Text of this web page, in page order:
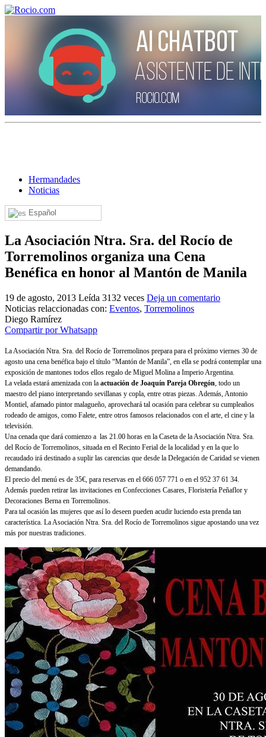
Hermandades
Noticias
Español
La Asociación Ntra. Sra. del Rocío de
Torremolinos organiza una Cena
Benéfica en honor al Mantón de Manila
19 de agosto, 2013 Leída 3132 veces Deja un comentario
Noticias relaccionadas con: Eventos, Torremolinos
Diego Ramírez
Compartir por Whatsapp
La Asociación Ntra. Sra. del Rocío de Torremolinos prepara para el próximo viernes 30 de
agosto una cena benéfica bajo el título “Mantón de Manila”, en ella se podrá contemplar una
exposición de mantones todos ellos regalo de Miguel Molina a Imperio Argentina.
La velada estará amenizada con la actuación de Joaquín Pareja Obregón , todo un
maestro del piano interpretando sevillanas y copla, entre otras piezas. Además, Antonio
Montiel, afamado pintor malagueño, aprovechará tal ocasión para celebrar su cumpleaños
rodeado de amigos, como Falete, entre otros famosos relacionados con el arte, el cine y la
televisión.
Una cenada que dará comienzo a las 21.00 horas en la Caseta de la Asociación Ntra. Sra.
del Rocío de Torremolinos, situada en el Recinto Ferial de la localidad y en la que lo
recaudado irá destinado a suplir las carencias que desde la Delegación de Caridad se vienen
demandando.
El precio del menú es de 35€, para reservas en el 666 057 771 o en el 952 37 61 34.
Además pueden retirar las invitaciones en Confecciones Casares, Floristería Peñaflor y
Decoraciones Berna en Torremolinos.
Para tal ocasión las mujeres que así lo deseen pueden acudir luciendo esta prenda tan
característica. La Asociación Ntra. Sra. del Rocío de Torremolinos sigue apostando una vez
más por nuestras tradiciones.
Historia de la Virgen del Rocío
¿Cuándo es la romería del Rocío?
¿Cuántas hermandades participan en la romería?
¿Cuándo se construyó la primera ermita?
El traslado cada siete años
¿Cuales son los actos principales que se celebran en el
Rocío?
Quiero hacer el camino,¿que tengo que hacer?
En el Rocío, ¿dónde me alojo?